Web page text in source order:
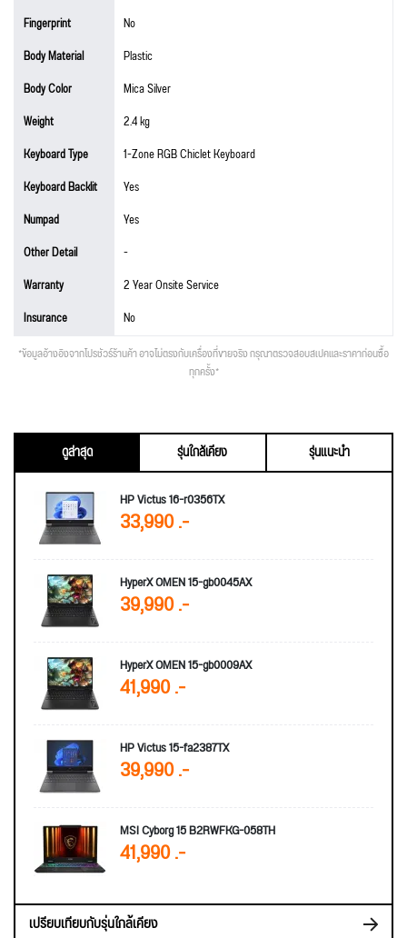
Fingerprint
No
Body Material
Plastic
Body Color
Mica Silver
Weight
2.4 kg
Keyboard Type
1-Zone RGB Chiclet Keyboard
Keyboard Backlit
Yes
Numpad
Yes
Other Detail
-
Warranty
2 Year Onsite Service
Insurance
No
*ข้อมูลอ้างอิงจากโปรชัวร์ร้านค้า อาจไม่ตรงกับเครื่องที่ขายจริง กรุณาตรวจสอบสเปคและราคาก่อนซื้อ
ทุกครั้ง*
ดูล่าสุด รุ่นใกล้เคียง
รุ่นแนะนำ
HP Victus 16-r0356TX
33,990 .-
HyperX OMEN 15-gb0045AX
39,990 .-
HyperX OMEN 15-gb0009AX
41,990 .-
HP Victus 15-fa2387TX
39,990 .-
MSI Cyborg 15 B2RWFKG-058TH
41,990 .-
เปรียบเทียบกับรุ่นใกล้เคียง